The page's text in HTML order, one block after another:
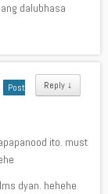
dalubhasa
Reply ↓
Post
ito. must
dyan. hehehe